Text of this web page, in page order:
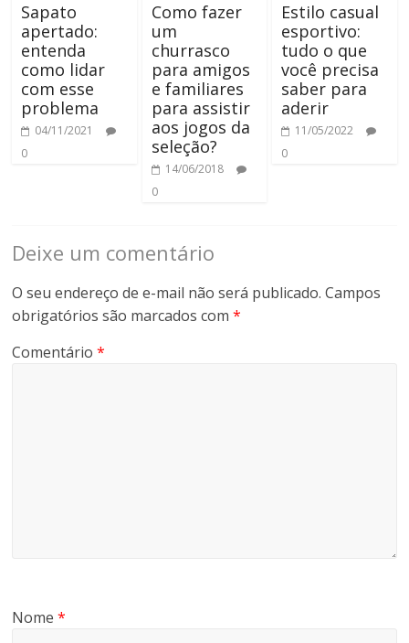
Sapato
apertado:
entenda
como lidar
com esse
problema
04/11/2021
0
Como fazer
um
churrasco
para amigos
e familiares
para assistir
aos jogos da
seleção?
14/06/2018
0
Estilo casual
esportivo:
tudo o que
você precisa
saber para
aderir
11/05/2022
0
Deixe um comentário
O seu endereço de e-mail não será publicado. Campos
obrigatórios são marcados com*
Comentário*
Nome*